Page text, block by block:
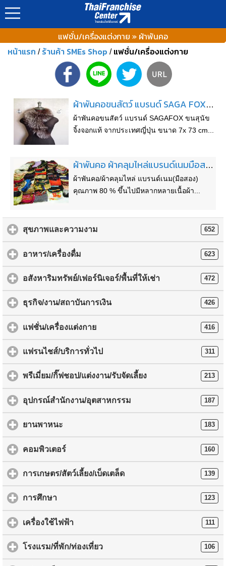
แฟชั่น/เครื่องแต่งกาย » ผ้าพันคอ
หน้าแรก / ร้านค้า SMEs Shop / แฟชั่น/เครื่องแต่งกาย
ผ้าพันคอขนสัตว์ แบรนด์ SAGA FOX ขนสุนัขจิ้งจอกแท้ จากประเทศญี่ปุ่น
ผ้าพันคอขนสัตว์ แบรนด์ SAGAFOX ขนสุนัข
จิ้งจอกแท้ จากประเทศญี่ปุ่น ขนาด 7x 73 cm...
ผ้าพันคอ ผ้าคลุมไหล่แบรนด์เนมมือสอง
ผ้าพันคอ/ผ้าคลุมไหล่ แบรนด์เนม(มือสอง)
คุณภาพ 80 % ขึ้นไปมีหลากหลายเนื้อผ้า...
สุขภาพและความงาม 652
อาหาร/เครื่องดื่ม 623
อสังหาริมทรัพย์/เฟอร์นิเจอร์/พื้นที่ให้เช่า 472
ธุรกิจ/งาน/สถาบันการเงิน 426
แฟชั่น/เครื่องแต่งกาย 416
แฟรนไชส์/บริการทั่วไป 311
พรีเมี่ยม/กิ๊ฟชอป/แต่งงาน/รับจัดเลี้ยง 213
อุปกรณ์สำนักงาน/อุตสาหกรรม 187
ยานพาหนะ 183
คอมพิวเตอร์ 160
การเกษตร/สัตว์เลี้ยง/เบ็ดเตล็ด 139
การศึกษา 123
เครื่องใช้ไฟฟ้า 111
โรงแรม/ที่พัก/ท่องเที่ยว 106